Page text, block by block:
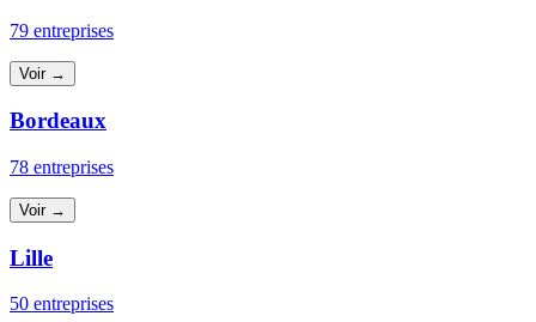
79 entreprises
Voir →
Bordeaux
78 entreprises
Voir →
Lille
50 entreprises